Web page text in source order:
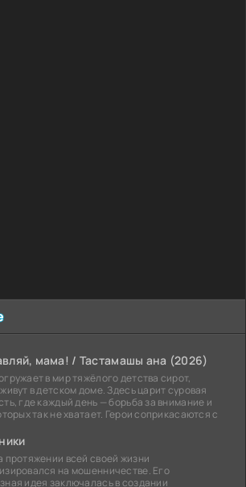
мама! / Тастамашы ана (2026)
в мир тяжёлого детства сирот,
в детском доме. Здесь царит суровая
где каждый день — борьба за внимание и
так не хватает. Герои соприкасаются с
протяжении всей своей жизни
на мошенничестве. Его
идея заключалась в создании